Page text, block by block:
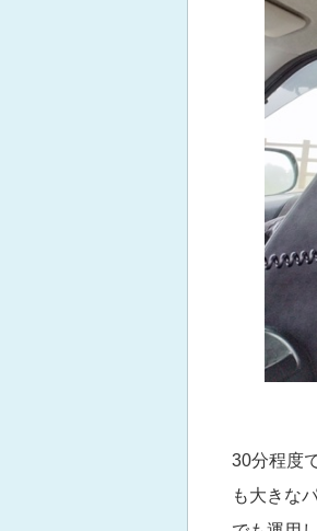
30分程度
も大きな